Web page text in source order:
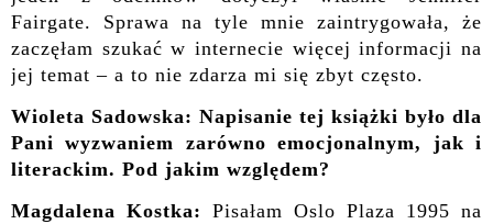
Fairgate. Sprawa na tyle mnie zaintrygowała, że
zaczęłam szukać w internecie więcej informacji na
jej temat – a to nie zdarza mi się zbyt często.
Wioleta Sadowska: Napisanie tej książki było dla
Pani wyzwaniem zarówno emocjonalnym, jak i
literackim. Pod jakim względem?
Magdalena Kostka: Pisałam Oslo Plaza 1995 na